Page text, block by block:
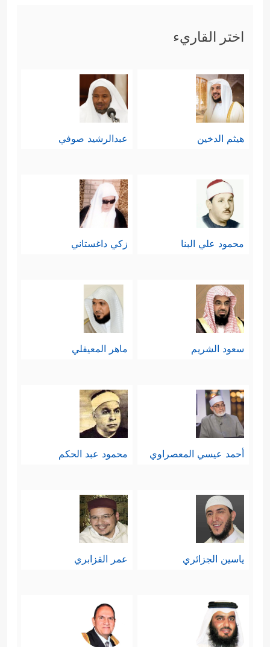
اختر القاريء
هيثم الدخين عبدالرشيد صوفي
محمود علي البنا زكي داغستاني
سعود الشريم ماهر المعيقلي
أحمد عيسي المعصراوي محمود عبد الحكم
ياسين الجزائري عمر القزابري